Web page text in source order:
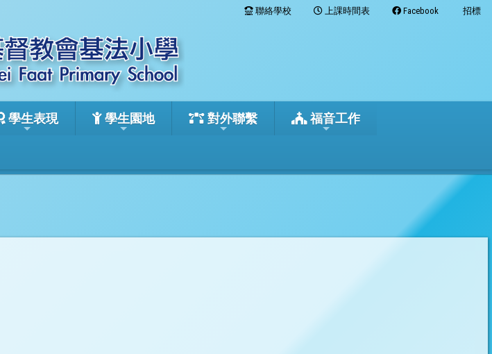
聯絡學校 上課時間表 Facebook 招標
學生表現 學生園地 對外聯繫 福音工作